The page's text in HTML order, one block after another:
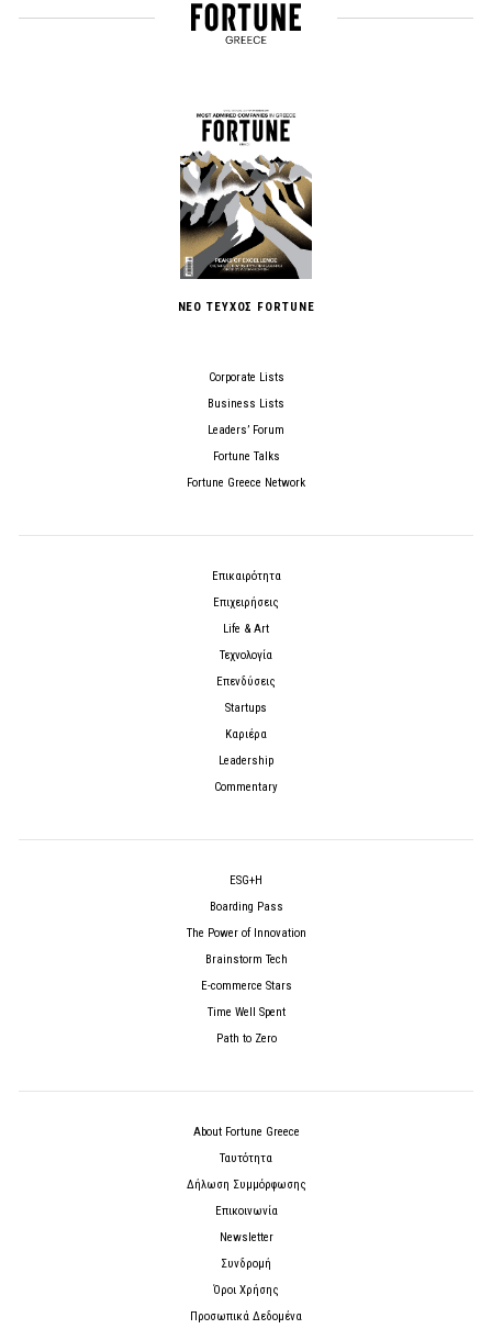
ΝΕΟ ΤΕΥΧΟΣ FORTUNE
Corporate Lists
Business Lists
Leaders’ Forum
Fortune Talks
Fortune Greece Network
Επικαιρότητα
Επιχειρήσεις
Life & Art
Τεχνολογία
Επενδύσεις
Startups
Καριέρα
Leadership
Commentary
ESG+H
Boarding Pass
The Power of Innovation
Brainstorm Tech
E-commerce Stars
Time Well Spent
Path to Zero
About Fortune Greece
Ταυτότητα
Δήλωση Συμμόρφωσης
Επικοινωνία
Newsletter
Συνδρομή
Όροι Χρήσης
Προσωπικά Δεδομένα